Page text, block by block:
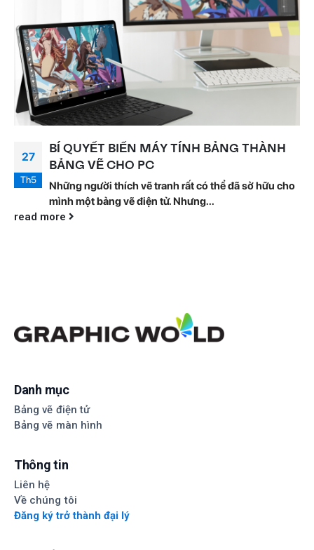
27
Th5
BÍ QUYẾT BIẾN MÁY TÍNH BẢNG THÀNH
BẢNG VẼ CHO PC
Những người thích vẽ tranh rất có thể đã sở hữu cho
mình một bảng vẽ điện tử. Nhưng...
read more
Danh mục
Bảng vẽ điện tử
Bảng vẽ màn hình
Thông tin
Liên hệ
Về chúng tôi
Đăng ký trở thành đại lý